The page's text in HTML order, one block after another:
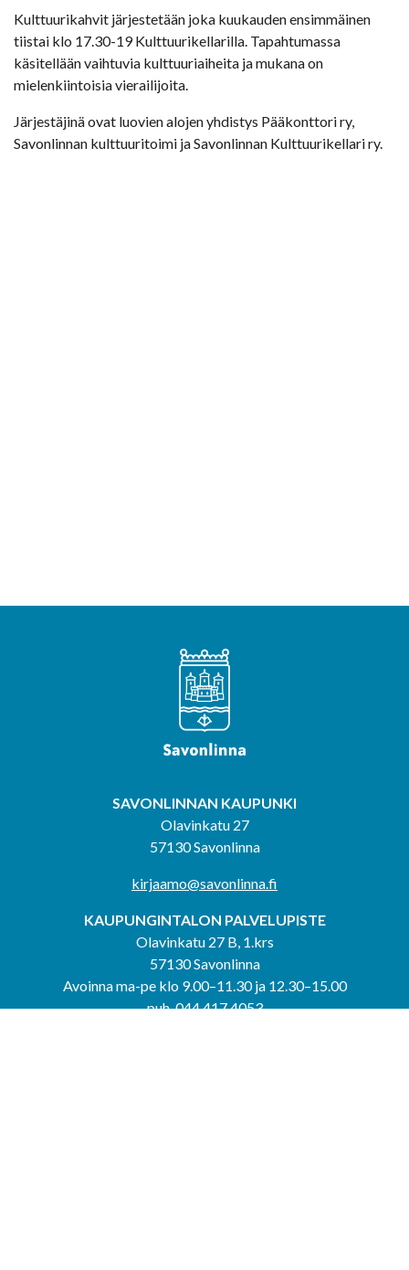
Kulttuurikahvit järjestetään joka kuukauden ensimmäinen
tiistai klo 17.30-19 Kulttuurikellarilla. Tapahtumassa
käsitellään vaihtuvia kulttuuriaiheita ja mukana on
mielenkiintoisia vierailijoita.
Järjestäjinä ovat luovien alojen yhdistys Pääkonttori ry,
Savonlinnan kulttuuritoimi ja Savonlinnan Kulttuurikellari ry.
SAVONLINNAN KAUPUNKI
Olavinkatu 27
57130 Savonlinna
kirjaamo@savonlinna.fi
KAUPUNGINTALON PALVELUPISTE
Olavinkatu 27 B, 1.krs
57130 Savonlinna
Avoinna ma-pe klo 9.00–11.30 ja 12.30–15.00
puh. 044 417 4053